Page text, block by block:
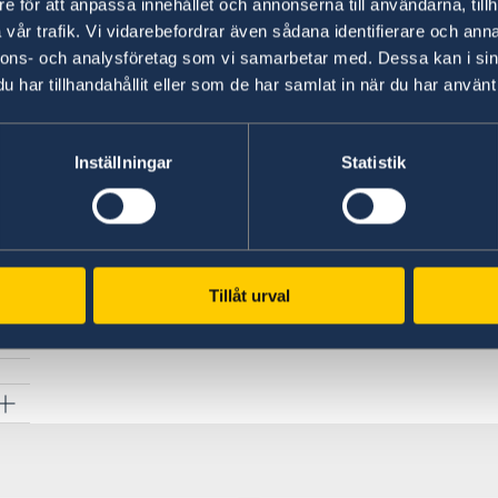
för att anpassa innehållet och annonserna till användarna,
trafik. Vi vidarebefordrar även sådana identifierare och
och analysföretag som vi samarbetar med. Dessa kan i
har tillhandahållit eller som de har samlat in när du har
Inställningar Statistik
Tillåt urval
honorärkonsulat/passmyndighet i Sverige.
Om den frånvarande vårdnadshavaren
myndighetsperson utan den endast är
frånvarande vårdnadshavarens ID-
kopia, tillsammans med kopia av vittnets
Vårdnadshavare måste styrka sin identitet med
Om barnet har endast en vårdnadshavare
domstolsbeslut, samt en auktoriserad